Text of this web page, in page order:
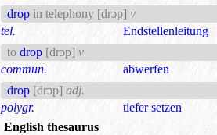
drop in telephony [drɔp] v
tel.
Endstellenleitung
to drop [drɔp] v
commun.
abwerfen
drop [drɔp] adj.
polygr.
tiefer setzen
English thesaurus